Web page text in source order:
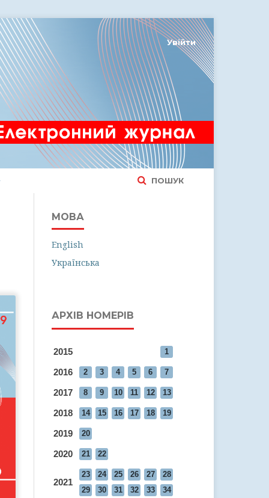
ПОШУК
Увійти
МОВА
English
Українська
АРХІВ НОМЕРІВ
2015 1
2016 2 3 4 5 6 7
2017 8 9 10 11 12 13
2018 14 15 16 17 18 19
2019 20
2020 21 22
2021
23 24 25 26 27
28
29
30 31 32 33 34